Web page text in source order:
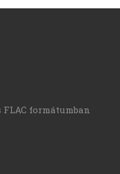
formátumban